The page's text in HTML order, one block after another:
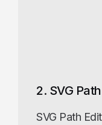
2. SVG
SVG Path